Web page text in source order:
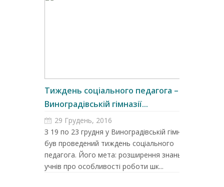
Тиждень соціального педагога – у
Виноградівській гімназії...
29 Грудень, 2016
З 19 по 23 грудня у Виноградівській гімназії
був проведений тиждень соціального
педагога. Його мета: розширення знань
учнів про особливості роботи шк...